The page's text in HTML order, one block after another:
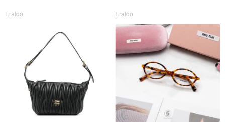
Eraldo Eraldo